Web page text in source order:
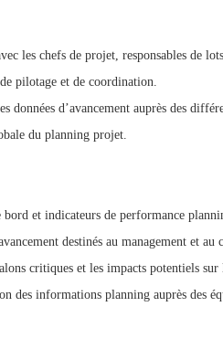
les chefs de projet, responsables de
pilotage et de coordination.
données d’avancement auprès des
du planning projet.
bord et indicateurs de performance
destinés au management et au
critiques et les impacts potentiels sur
des informations planning auprès des